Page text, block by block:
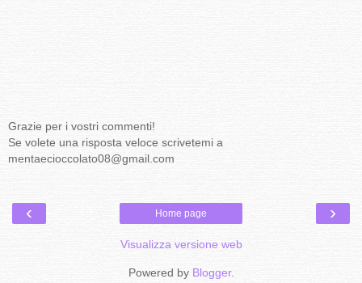
Grazie per i vostri commenti!
Se volete una risposta veloce scrivetemi a
mentaecioccolato08@gmail.com
‹ ›
Home page
Visualizza versione web
Powered by Blogger.